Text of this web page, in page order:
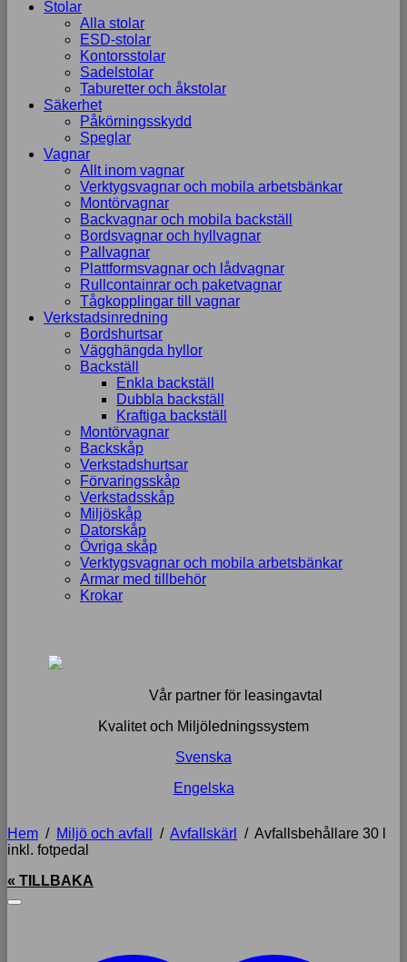
Stolar
Alla stolar
ESD-stolar
Kontorsstolar
Sadelstolar
Taburetter och åkstolar
Säkerhet
Påkörningsskydd
Speglar
Vagnar
Allt inom vagnar
Verktygsvagnar och mobila arbetsbänkar
Montörvagnar
Backvagnar och mobila backställ
Bordsvagnar och hyllvagnar
Pallvagnar
Plattformsvagnar och lådvagnar
Rullcontainrar och paketvagnar
Tågkopplingar till vagnar
Verkstadsinredning
Bordshurtsar
Vägghängda hyllor
Backställ
Enkla backställ
Dubbla backställ
Kraftiga backställ
Montörvagnar
Backskåp
Verkstadshurtsar
Förvaringsskåp
Verkstadsskåp
Miljöskåp
Datorskåp
Övriga skåp
Verktygsvagnar och mobila arbetsbänkar
Armar med tillbehör
Krokar
Vår partner för leasingavtal
Kvalitet och Miljöledningssystem
Svenska
Engelska
Hem / Miljö och avfall / Avfallskärl / Avfallsbehållare 30 l
inkl. fotpedal
« TILLBAKA